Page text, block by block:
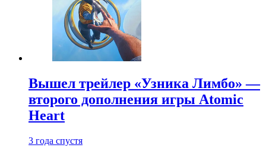
Вышел трейлер «Узника Лимбо» —
второго дополнения игры Atomic
Heart
3 года спустя